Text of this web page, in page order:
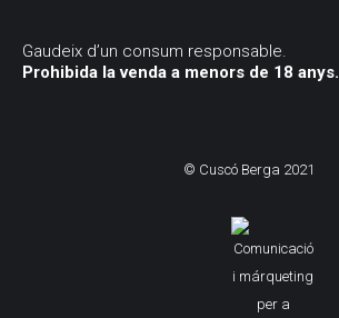
Gaudeix d’un consum responsable.
Prohibida la venda a menors de 18 anys.
© Cuscó Berga 2021